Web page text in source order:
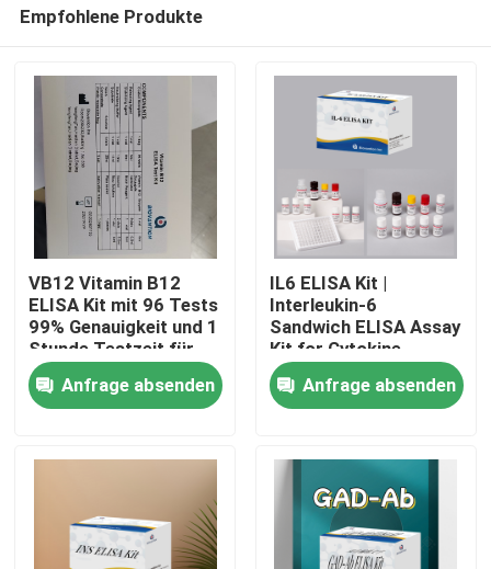
Empfohlene Produkte
VB12 Vitamin B12
ELISA Kit mit 96 Tests
99% Genauigkeit und 1
Stunde Testzeit für
Vitaminmangelforschung
Anfrage absenden
IL6 ELISA Kit |
Interleukin-6
Sandwich ELISA Assay
Kit for Cytokine
Quantitative Detection
in Biological Samples,
Serum, Plasma, Cell
Anfrage absenden